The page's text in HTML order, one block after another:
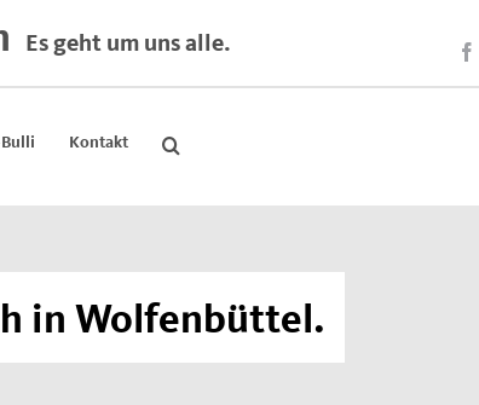
Es geht um uns alle.
Bulli Kontakt
in Wolfenbüttel.